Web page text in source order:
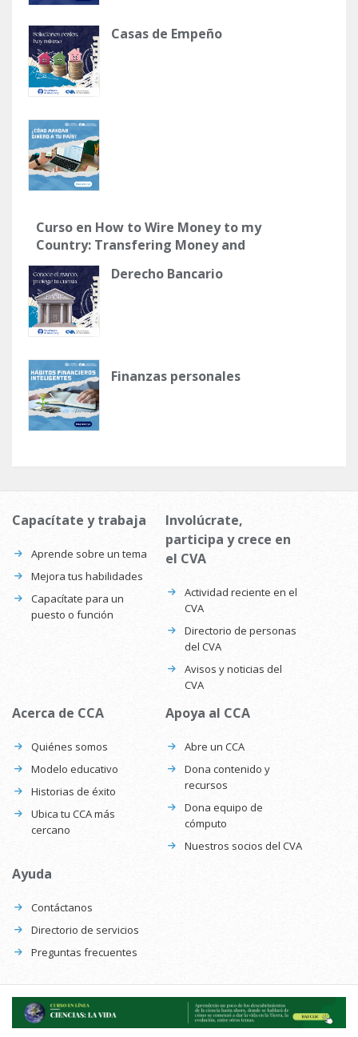
Casas de Empeño
Curso en How to Wire Money to my
Country: Transfering Money and
Managing my Finances
Derecho Bancario
Finanzas personales
Capacítate y trabaja
Aprende sobre un tema
Mejora tus habilidades
Capacítate para un
puesto o función
Involúcrate,
participa y crece en
el CVA
Actividad reciente en el
CVA
Directorio de personas
del CVA
Avisos y noticias del
CVA
Acerca de CCA
Quiénes somos
Modelo educativo
Historias de éxito
Ubica tu CCA más
cercano
Apoya al CCA
Abre un CCA
Dona contenido y
recursos
Dona equipo de
cómputo
Nuestros socios del CVA
Ayuda
Contáctanos
Directorio de servicios
Preguntas frecuentes